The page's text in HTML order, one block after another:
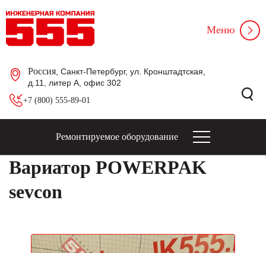
Россия , Санкт-Петербург, ул. Кронштадтская,
д.11, литер А, офис 302
+7 (800) 555-89-01
Меню
Ремонтируемое оборудование
Вариатор POWERPAK
sevcon